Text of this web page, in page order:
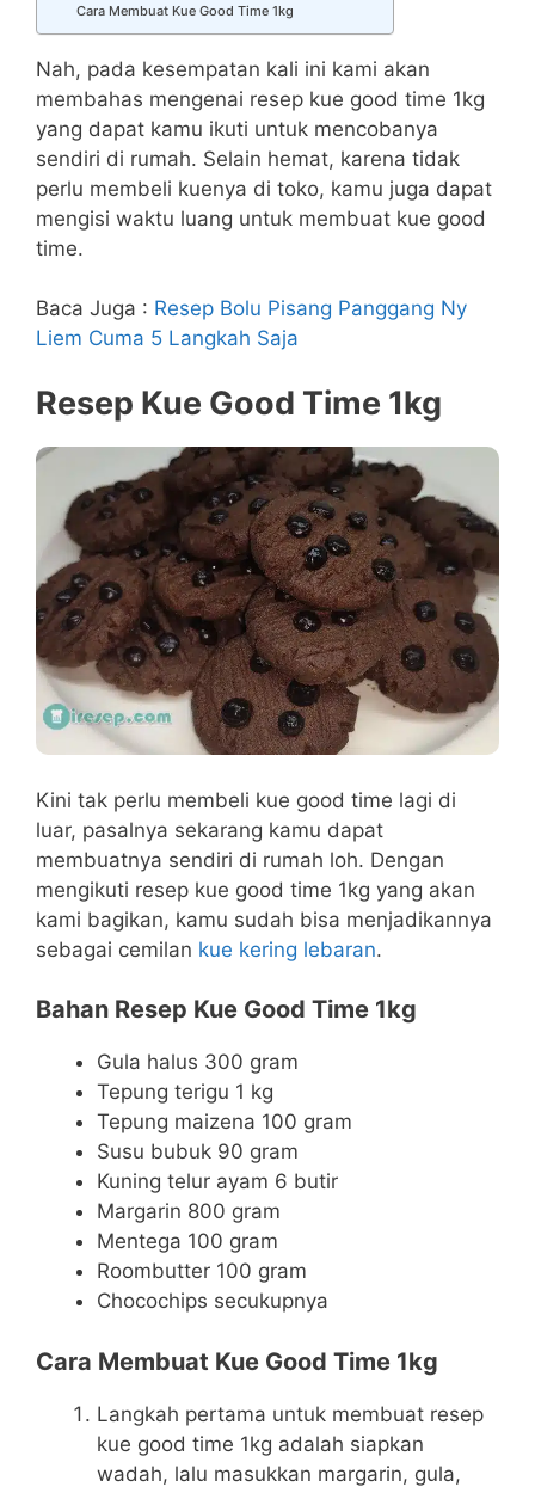
Cara Membuat Kue Good Time 1kg
Nah, pada kesempatan kali ini kami akan
membahas mengenai resep kue good time 1kg
yang dapat kamu ikuti untuk mencobanya
sendiri di rumah. Selain hemat, karena tidak
perlu membeli kuenya di toko, kamu juga dapat
mengisi waktu luang untuk membuat kue good
time.
Baca Juga : Resep Bolu Pisang Panggang Ny
Liem Cuma 5 Langkah Saja
Resep Kue Good Time 1kg
Kini tak perlu membeli kue good time lagi di
luar, pasalnya sekarang kamu dapat
membuatnya sendiri di rumah loh. Dengan
mengikuti resep kue good time 1kg yang akan
kami bagikan, kamu sudah bisa menjadikannya
sebagai cemilan kue kering lebaran.
Bahan Resep Kue Good Time 1kg
Gula halus 300 gram
Tepung terigu 1 kg
Tepung maizena 100 gram
Susu bubuk 90 gram
Kuning telur ayam 6 butir
Margarin 800 gram
Mentega 100 gram
Roombutter 100 gram
Chocochips secukupnya
Cara Membuat Kue Good Time 1kg
Langkah pertama untuk membuat resep
kue good time 1kg adalah siapkan
wadah, lalu masukkan margarin, gula,